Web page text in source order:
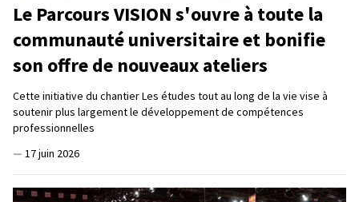
Le Parcours VISION s'ouvre à toute la
communauté universitaire et bonifie
son offre de nouveaux ateliers
Cette initiative du chantier Les études tout au long de la vie vise à
soutenir plus largement le développement de compétences
professionnelles
— 17 juin 2026